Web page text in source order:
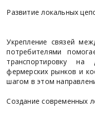
Развитие локальных
Укрепление связей
потребителями
транспортировку на
фермерских рынков и
шагом в этом
Создание современных